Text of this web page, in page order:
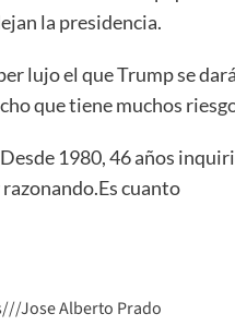
la presidencia.
lujo el que Trump se
que tiene muchos
1980, 46 años
cuanto
Jose Alberto Prado